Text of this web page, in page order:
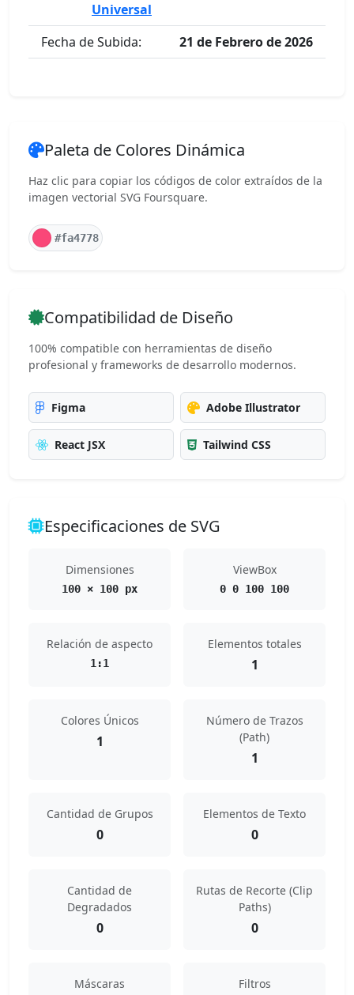
Universal
Fecha de Subida:
21 de Febrero de 2026
Paleta de Colores Dinámica
Haz clic para copiar los códigos de color extraídos de la
imagen vectorial SVG Foursquare.
#fa4778
Compatibilidad de Diseño
100% compatible con herramientas de diseño
profesional y frameworks de desarrollo modernos.
Figma Adobe Illustrator
React JSX Tailwind CSS
Especificaciones de SVG
Dimensiones
100 × 100 px
ViewBox
0 0 100 100
Relación de aspecto
1:1
Elementos totales
1
Colores Únicos
1
Número de Trazos
(Path)
1
Cantidad de Grupos
0
Elementos de Texto
0
Cantidad de
Degradados
0
Rutas de Recorte (Clip
Paths)
0
Máscaras Filtros